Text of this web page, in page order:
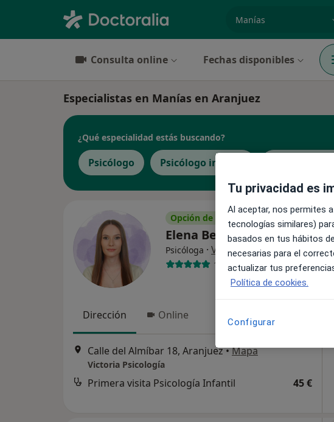
especialidad,
Consulta online Fechas disponibles
Especialistas en Manías en Aranjuez
¿Qué especialidad estás buscando?
Psicólogo Psicólogo infantil
Opción de pago online
Elena Beixer Santiago
Psicóloga · Ver más
16 opiniones
Dirección Online
Calle del Almíbar 18, Aranjuez•Mapa
Victoria Psicología
Primera visita Psicología Infantil 45 €
Tu privacidad es
Al aceptar, nos permites
tecnologías similares)
basados en tus hábitos
necesarias para el
actualizar tus
Política de cookies.
Configurar